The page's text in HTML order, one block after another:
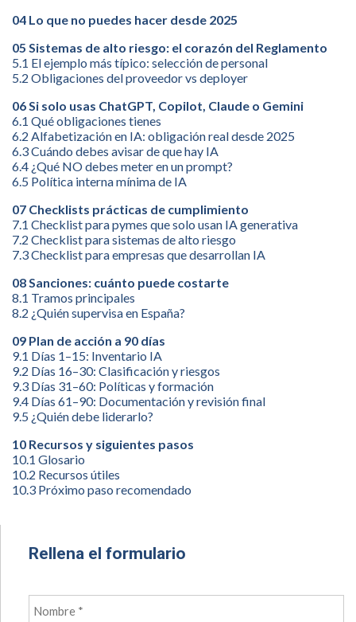
04 Lo que no puedes hacer desde 2025
05 Sistemas de alto riesgo: el corazón del Reglamento
5.1 El ejemplo más típico: selección de personal
5.2 Obligaciones del proveedor vs deployer
06 Si solo usas ChatGPT, Copilot, Claude o Gemini
6.1 Qué obligaciones tienes
6.2 Alfabetización en IA: obligación real desde 2025
6.3 Cuándo debes avisar de que hay IA
6.4 ¿Qué NO debes meter en un prompt?
6.5 Política interna mínima de IA
07 Checklists prácticas de cumplimiento
7.1 Checklist para pymes que solo usan IA generativa
7.2 Checklist para sistemas de alto riesgo
7.3 Checklist para empresas que desarrollan IA
08 Sanciones: cuánto puede costarte
8.1 Tramos principales
8.2 ¿Quién supervisa en España?
09 Plan de acción a 90 días
9.1 Días 1–15: Inventario IA
9.2 Días 16–30: Clasificación y riesgos
9.3 Días 31–60: Políticas y formación
9.4 Días 61–90: Documentación y revisión final
9.5 ¿Quién debe liderarlo?
10 Recursos y siguientes pasos
10.1 Glosario
10.2 Recursos útiles
10.3 Próximo paso recomendado
Rellena el formulario